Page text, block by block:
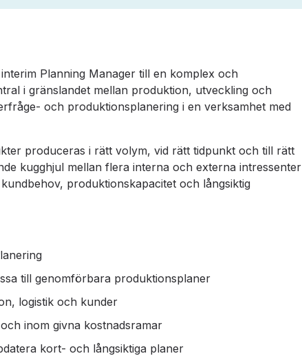
Planning Manager till en komplex och
i gränslandet mellan produktion, utveckling och
och produktionsplanering i en verksamhet med
produceras i rätt volym, vid rätt tidpunkt och till rätt
kugghjul mellan flera interna och externa intressenter
produktionskapacitet och långsiktig
till genomförbara produktionsplaner
logistik och kunder
inom givna kostnadsramar
kort- och långsiktiga planer